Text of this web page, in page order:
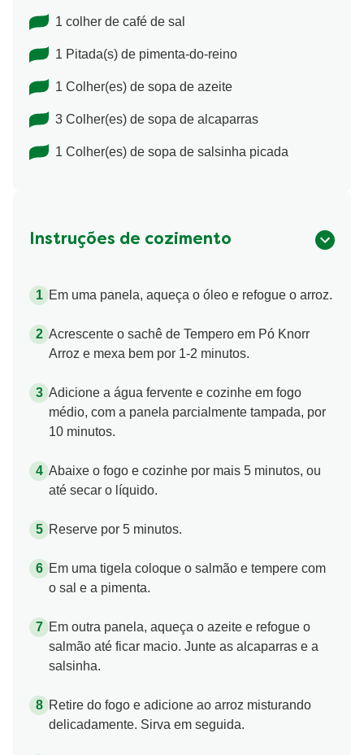
1 colher de café de sal
1 Pitada(s) de pimenta-do-reino
1 Colher(es) de sopa de azeite
3 Colher(es) de sopa de alcaparras
1 Colher(es) de sopa de salsinha picada
Instruções de cozimento
Em uma panela, aqueça o óleo e refogue o arroz.
Acrescente o sachê de Tempero em Pó Knorr
Arroz e mexa bem por 1-2 minutos.
Adicione a água fervente e cozinhe em fogo
médio, com a panela parcialmente tampada, por
10 minutos.
Abaixe o fogo e cozinhe por mais 5 minutos, ou
até secar o líquido.
Reserve por 5 minutos.
Em uma tigela coloque o salmão e tempere com
o sal e a pimenta.
Em outra panela, aqueça o azeite e refogue o
salmão até ficar macio. Junte as alcaparras e a
salsinha.
Retire do fogo e adicione ao arroz misturando
delicadamente. Sirva em seguida.